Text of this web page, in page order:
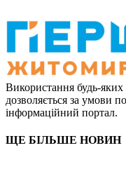
Використання будь-яких
дозволяється за умови
інформаційний портал.
ЩЕ БІЛЬШЕ НОВИН